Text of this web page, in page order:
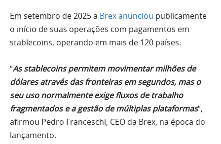
Em setembro de 2025 a Brex anunciou publicamente
o início de suas operações com pagamentos em
stablecoins, operando em mais de 120 países.
“As stablecoins permitem movimentar milhões de
dólares através das fronteiras em segundos, mas o
seu uso normalmente exige fluxos de trabalho
fragmentados e a gestão de múltiplas plataformas“,
afirmou Pedro Franceschi, CEO da Brex, na época do
lançamento.